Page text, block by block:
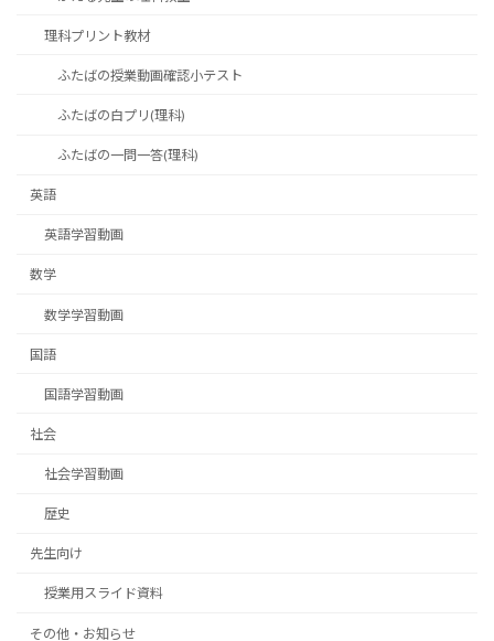
理科プリント教材
ふたばの授業動画確認小テスト
ふたばの白プリ(理科)
ふたばの一問一答(理科)
英語
英語学習動画
数学
数学学習動画
国語
国語学習動画
社会
社会学習動画
歴史
先生向け
授業用スライド資料
その他・お知らせ